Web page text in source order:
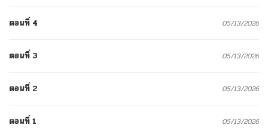
ตอนที่ 4 05/13/2026
ตอนที่ 3 05/13/2026
ตอนที่ 2 05/13/2026
ตอนที่ 1 05/13/2026